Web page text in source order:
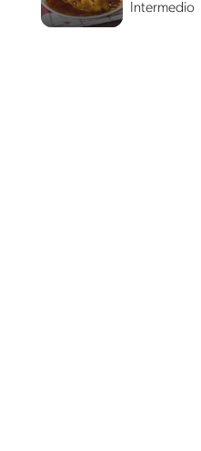
Intermedio